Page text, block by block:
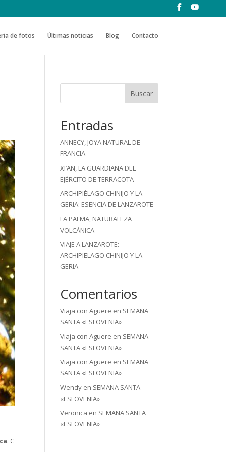
de fotos Últimas noticias Blog Contacto
. C
Buscar
Entradas
ANNECY, JOYA NATURAL DE
FRANCIA
XI’AN, LA GUARDIANA DEL
EJÉRCITO DE TERRACOTA
ARCHIPIÉLAGO CHINIJO Y LA
GERIA: ESENCIA DE LANZAROTE
LA PALMA, NATURALEZA
VOLCÁNICA
VIAJE A LANZAROTE:
ARCHIPIELAGO CHINIJO Y LA
GERIA
Comentarios
Viaja con Aguere en SEMANA
SANTA «ESLOVENIA»
Viaja con Aguere en SEMANA
SANTA «ESLOVENIA»
Viaja con Aguere en SEMANA
SANTA «ESLOVENIA»
Wendy en SEMANA SANTA
«ESLOVENIA»
Veronica en SEMANA SANTA
«ESLOVENIA»